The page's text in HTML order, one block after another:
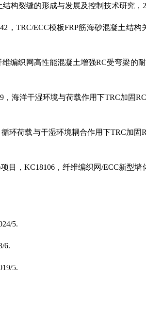
结构裂缝的形成与发展及控制技术研究，
， TRC/ECC模板FRP筋海砂混凝土结构
维编织网高性能混凝土增强RC受弯梁的
，海洋干湿环境与荷载作用下TRC加固
循环荷载与干湿环境耦合作用下TRC加固
项目， KC18106，纤维编织网/ECC新型墙
5.
6.
5.